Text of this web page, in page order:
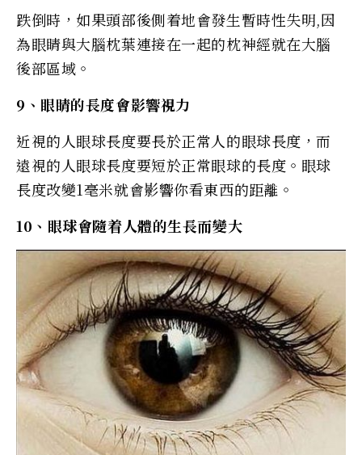
跌倒時，如果頭部後側着地會發生暫時性失明,因
為眼睛與大腦枕葉連接在一起的枕神經就在大腦
後部區域。
9、眼睛的長度會影響視力
近視的人眼球長度要長於正常人的眼球長度，而
遠視的人眼球長度要短於正常眼球的長度。眼球
長度改變1毫米就會影響你看東西的距離。
10、眼球會隨着人體的生長而變大